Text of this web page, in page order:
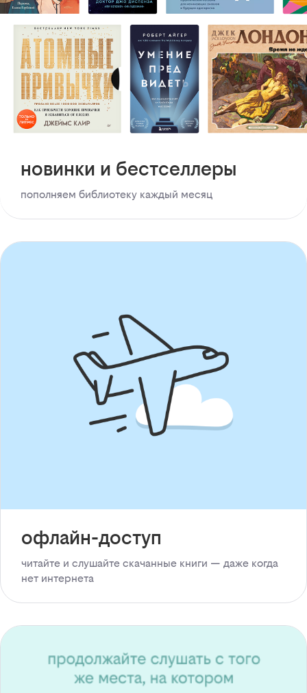
новинки и бестселлеры
пополняем библиотеку каждый месяц
офлайн-доступ
читайте и слушайте скачанные книги — даже когда
нет интернета